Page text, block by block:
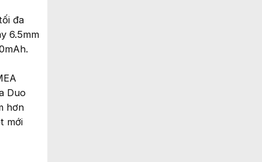
đa
6.5mm
Duo
hơn
mới